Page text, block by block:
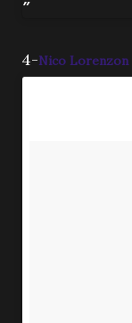
4-Nico Lorenzon